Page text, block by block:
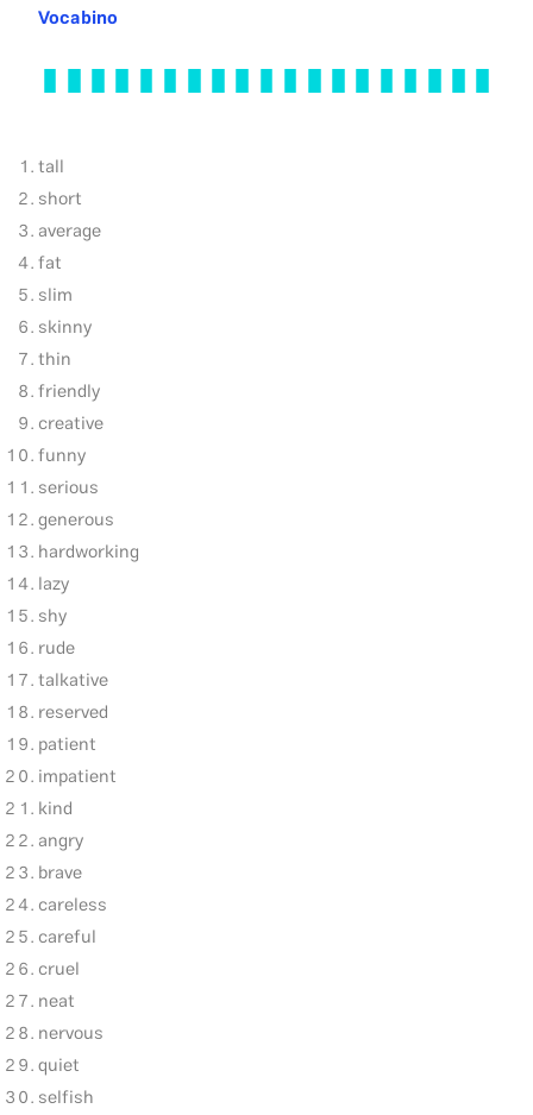
Vocabino
tall
short
average
fat
slim
skinny
thin
friendly
creative
funny
serious
generous
hardworking
lazy
shy
rude
talkative
reserved
patient
impatient
kind
angry
brave
careless
careful
cruel
neat
nervous
quiet
selfish